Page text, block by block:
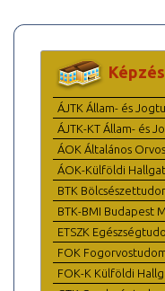
ÁJTK Állam- és
ÁJTK-KT Állam- és
ÁOK Általános
ÁOK-Külföldi
BTK
BTK-BMI Budapest
ETSZK
FOK
FOK-K Külföldi